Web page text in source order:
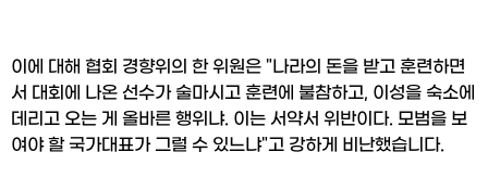
이에 대해 협회 경향위의 한 위원은 "나라의 돈을 받고 훈련하면
서 대회에 나온 선수가 술마시고 훈련에 불참하고, 이성을 숙소에
데리고 오는 게 올바른 행위냐. 이는 서약서 위반이다. 모범을 보
여야 할 국가대표가 그럴 수 있느냐"고 강하게 비난했습니다.